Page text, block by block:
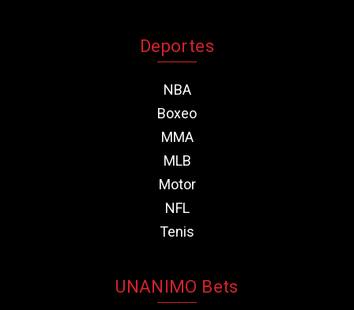
Deportes
NBA
Boxeo
MMA
MLB
Motor
NFL
Tenis
UNANIMO Bets